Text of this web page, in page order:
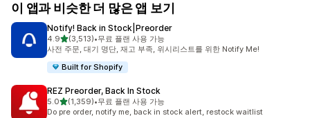
이 앱과 비슷한 더 많은 앱 보기
Notify! Back in Stock|Preorder
4.9별 5개 중
(3,513)
총 리뷰 3513개
•무료 플랜 사용 가능
사전 주문, 대기 명단, 재고 부족, 위시리스트를 위한 Notify Me!
Built for Shopify
REZ Preorder, Back In Stock
5.0별 5개 중
(1,359)
총 리뷰 1359개
•무료 플랜 사용 가능
Do pre order, notify me, back in stock alert, restock waitlist